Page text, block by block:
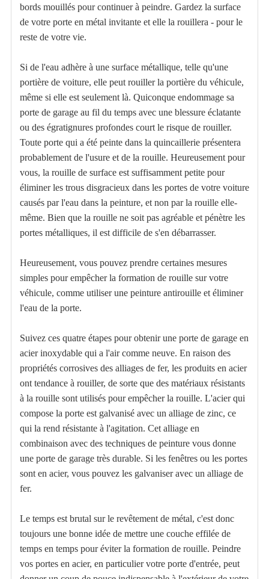
bords mouillés pour continuer à peindre. Gardez la surface
de votre porte en métal invitante et elle la rouillera - pour le
reste de votre vie.
Si de l'eau adhère à une surface métallique, telle qu'une
portière de voiture, elle peut rouiller la portière du véhicule,
même si elle est seulement là. Quiconque endommage sa
porte de garage au fil du temps avec une blessure éclatante
ou des égratignures profondes court le risque de rouiller.
Toute porte qui a été peinte dans la quincaillerie présentera
probablement de l'usure et de la rouille. Heureusement pour
vous, la rouille de surface est suffisamment petite pour
éliminer les trous disgracieux dans les portes de votre voiture
causés par l'eau dans la peinture, et non par la rouille elle-
même. Bien que la rouille ne soit pas agréable et pénètre les
portes métalliques, il est difficile de s'en débarrasser.
Heureusement, vous pouvez prendre certaines mesures
simples pour empêcher la formation de rouille sur votre
véhicule, comme utiliser une peinture antirouille et éliminer
l'eau de la porte.
Suivez ces quatre étapes pour obtenir une porte de garage en
acier inoxydable qui a l'air comme neuve. En raison des
propriétés corrosives des alliages de fer, les produits en acier
ont tendance à rouiller, de sorte que des matériaux résistants
à la rouille sont utilisés pour empêcher la rouille. L'acier qui
compose la porte est galvanisé avec un alliage de zinc, ce
qui la rend résistante à l'agitation. Cet alliage en
combinaison avec des techniques de peinture vous donne
une porte de garage très durable. Si les fenêtres ou les portes
sont en acier, vous pouvez les galvaniser avec un alliage de
fer.
Le temps est brutal sur le revêtement de métal, c'est donc
toujours une bonne idée de mettre une couche effilée de
temps en temps pour éviter la formation de rouille. Peindre
vos portes en acier, en particulier votre porte d'entrée, peut